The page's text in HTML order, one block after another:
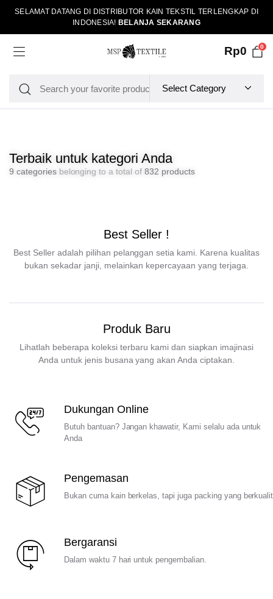
SELAMAT DATANG DI DISTRIBUTOR KAIN TEKSTIL TERLENGKAP DI
INDONESIA! BELANJA SEKARANG
Rp0 0
Terbaik untuk kategori Anda
9 categoriesbelonging to a total of 832 products
Best Seller !
Best Seller adalah pilihan pelanggan setia kami. Karena kualitas
bukan sekadar janji, melainkan kepercayaan yang terjaga.
Produk Baru
Lihatlah beberapa koleksi terbaru kami dan siapkan imajinasi
Anda untuk jenis busana yang akan Anda ciptakan.
Dukungan Online
Butuh bantuan? Jangan khawatir, Kami selalu ada untuk
Anda
Pengemasan
Bukan cuma kain berkelas, tapi juga packing yang
Bergaransi
Dalam waktu 7 hari untuk pengembalian.